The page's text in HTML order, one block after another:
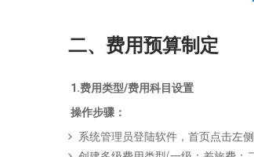
二、费用预算制定
1.费用类型/费用科目设置
操作步骤：
系统管理员登陆软件，首页点击左